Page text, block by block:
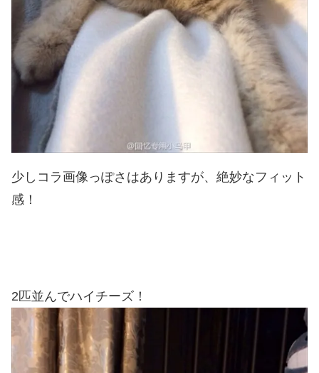
少しコラ画像っぽさはありますが、絶妙なフィット
感！
2匹並んでハイチーズ！